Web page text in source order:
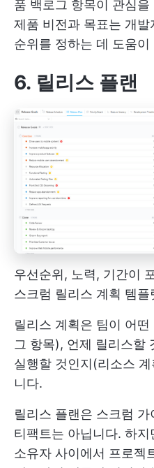
품 백로그 항목이 관심
제품 비전과 목표는 개
순위를 정하는 데 도움이
6. 릴리스 플랜
우선순위, 노력, 기간이
스크럼 릴리스 계획 템플
릴리스 계획은 팀이 어
그 항목), 언제 릴리스할
실행할 것인지(리소스
니다.
릴리스 플랜은 스크럼
티팩트는 아닙니다. 하
소유자 사이에서 프로젝